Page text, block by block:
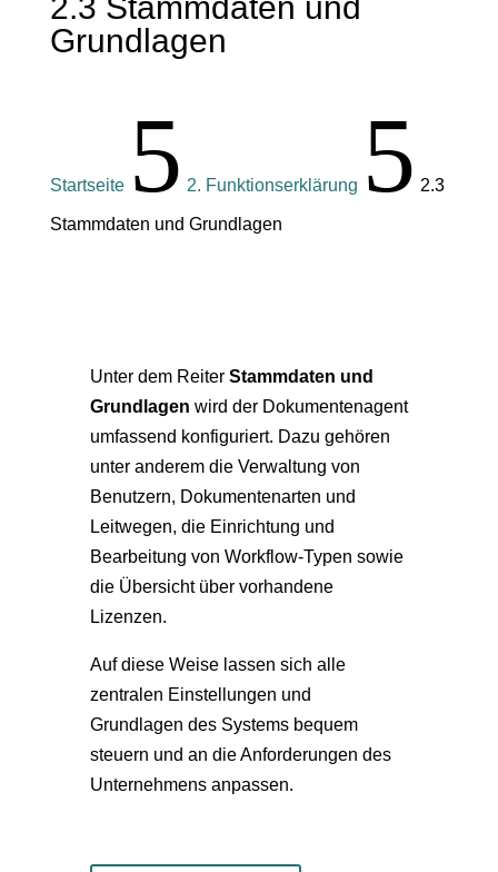
Grundlagen
Startseite 5 2. Funktionserklärung 5 2.3
Stammdaten und Grundlagen
Unter dem Reiter Stammdaten und
Grundlagen wird der Dokumentenagent
umfassend konfiguriert. Dazu gehören
unter anderem die Verwaltung von
Benutzern, Dokumentenarten und
Leitwegen, die Einrichtung und
Bearbeitung von Workflow-Typen sowie
die Übersicht über vorhandene
Lizenzen.
Auf diese Weise lassen sich alle
zentralen Einstellungen und
Grundlagen des Systems bequem
steuern und an die Anforderungen des
Unternehmens anpassen.